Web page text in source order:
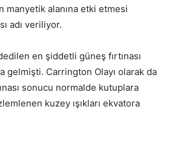
manyetik alanına etki etmesi
adı veriliyor.
en şiddetli güneş fırtınası
gelmişti. Carrington Olayı olarak da
sonucu normalde kutuplara
kuzey ışıkları ekvatora